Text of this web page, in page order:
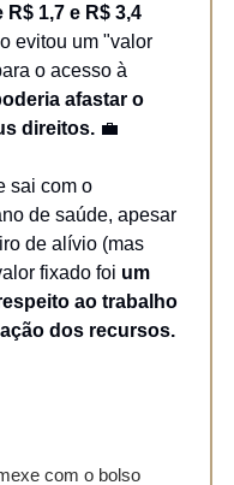
1,7 e R$ 3,4
evitou um "valor
o acesso à
afastar o
direitos. 💼
sai com o
de saúde, apesar
de alívio (mas
fixado foi um
ao trabalho
dos recursos.
com o bolso